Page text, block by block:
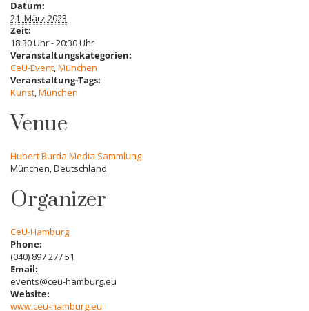
Datum:
21. März 2023
Zeit:
18:30 Uhr - 20:30 Uhr
Veranstaltungskategorien:
CeU-Event München
Veranstaltung-Tags:
Kunst München
Venue
Hubert Burda Media Sammlung
München Deutschland
Organizer
CeU-Hamburg
Phone:
(040) 897 277 51
Email:
events@ceu-hamburg.eu
Website:
www.ceu-hamburg.eu